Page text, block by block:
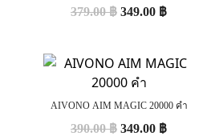
379.00฿ 349.00 ฿
AIVONO AIM MAGIC 20000 คำ
390.00฿ 349.00 ฿